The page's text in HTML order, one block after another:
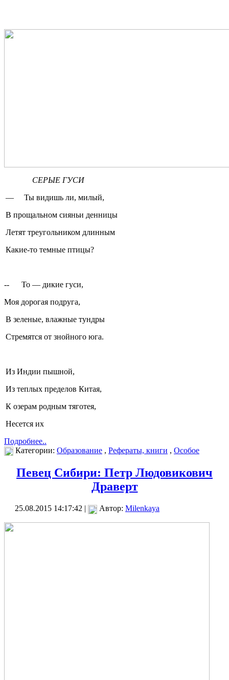
СЕРЫЕ ГУСИ
— Ты видишь ли, милый,
В прощальном сияньи денницы
Летят треугольником длинным
Какие-то темные птицы?
-- То — дикие гуси,
Моя дорогая подруга,
В зеленые, влажные тундры
Стремятся от знойного юга.
Из Индии пышной,
Из теплых пределов Китая,
К озерам родным тяготея,
Несется их
Подробнее..
Категории: Образование , Рефераты, книги , Особое
Певец Сибири: Петр Людовикович
Драверт
25.08.2015 14:17:42 | Автор: Milenkaya